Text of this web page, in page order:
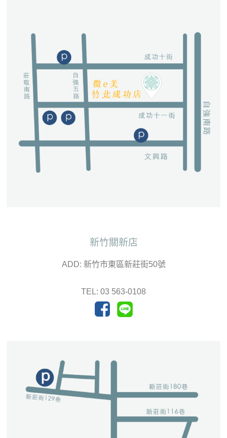
新竹關新店
ADD: 新竹市東區新莊街50號
TEL: 03 563-0108